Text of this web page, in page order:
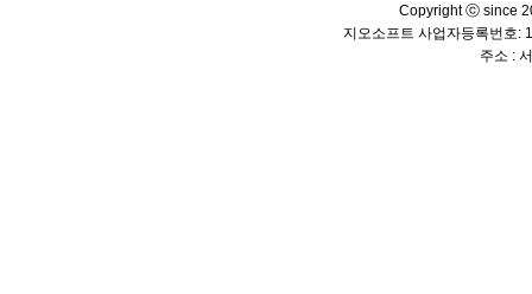
Copyright ⓒ since
지오소프트 사업자등록번호:
주소 :